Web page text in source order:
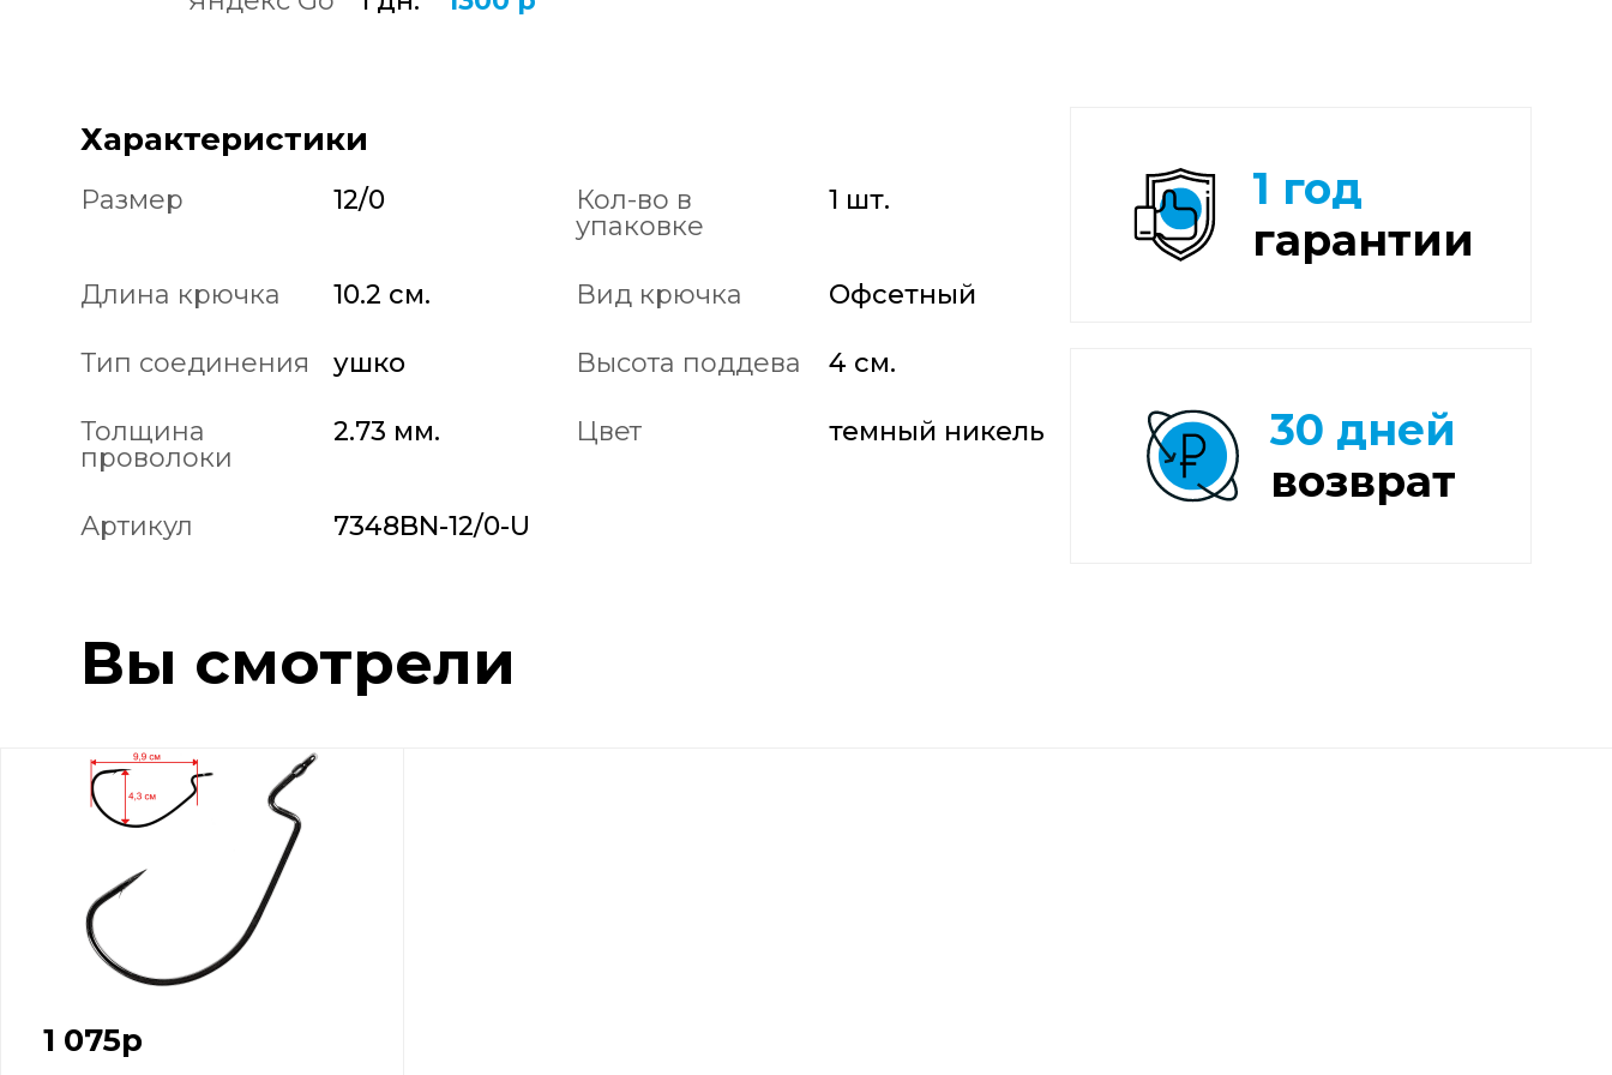
Характеристики
Размер 12/0
Кол-во в
упаковке
1 шт.
Длина крючка 10.2 см. Вид крючка Офсетный
Тип соединения ушко Высота поддева 4 см.
Толщина
проволоки
2.73 мм. Цвет темный никель
Артикул 7348BN-12/0-U
1 год
гарантии
30 дней
возврат
Вы смотрели
1 075р